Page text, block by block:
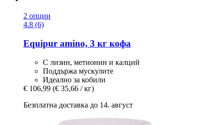
2 опции
4.8 (6)
Equipur amino, 3 кг кофа
С лизин, метионин и калций
Поддържа мускулите
Идеално за кобили
€ 106,99 (€ 35,66 / кг)
Безплатна доставка до 14. август